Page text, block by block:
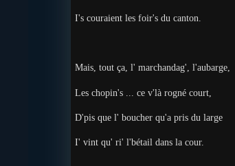
I's couraient les foir's du canton.
Mais, tout ça, l' marchandag', l'aubarge,
Les chopin's ... ce v'là rogné court,
D'pis que l' boucher qu'a pris du large
I' vint qu' ri' l'bétail dans la cour.